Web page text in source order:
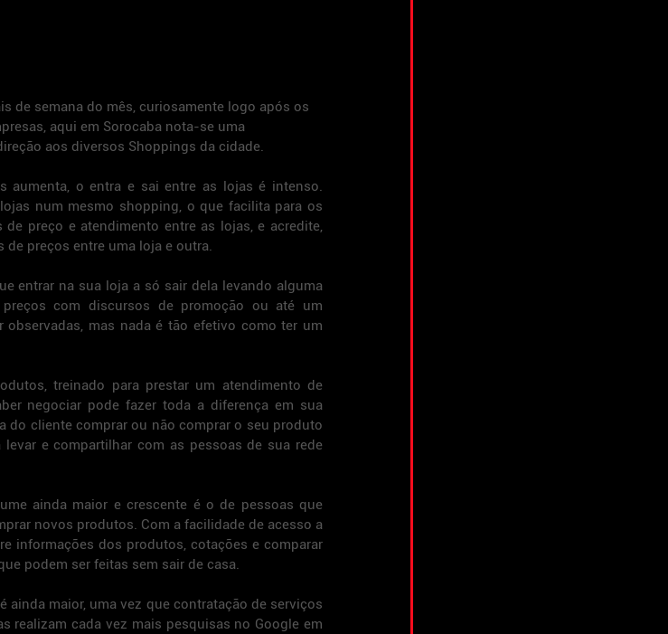
de semana do mês, curiosamente logo após os
aqui em Sorocaba nota-se uma
aos diversos Shoppings da cidade.
aumenta, o entra e sai entre as lojas é intenso.
num mesmo shopping, o que facilita para os
preço e atendimento entre as lojas, e acredite,
preços entre uma loja e outra.
entrar na sua loja a só sair dela levando alguma
com discursos de promoção ou até um
mas nada é tão efetivo como ter um
treinado para prestar um atendimento de
negociar pode fazer toda a diferença em sua
do cliente comprar ou não comprar o seu produto
e compartilhar com as pessoas de sua rede
ainda maior e crescente é o de pessoas que
novos produtos. Com a facilidade de acesso a
informações dos produtos, cotações e comparar
podem ser feitas sem sair de casa.
ainda maior, uma vez que contratação de serviços
realizam cada vez mais pesquisas no Google em